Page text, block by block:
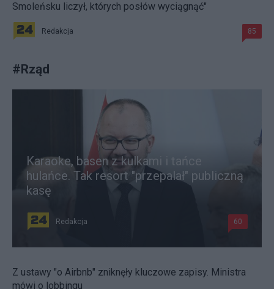
Smoleńsku liczył, których posłów wyciągnąć"
Redakcja 85
#Rząd
Karaoke, basen z kulkami i tańce
hulańce. Tak resort "przepalał" publiczną
kasę
Redakcja 60
Z ustawy "o Airbnb" zniknęły kluczowe zapisy. Ministra
mówi o lobbingu